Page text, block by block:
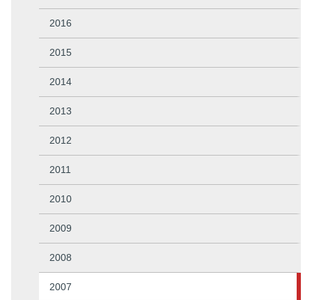
2016
2015
2014
2013
2012
2011
2010
2009
2008
2007